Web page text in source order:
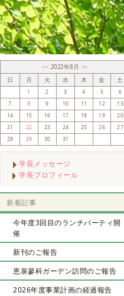
<< 2022年8月 >>
日
月 火 水 木 金 土
1 2 3 4 5
6
7
8 9 10 11 12
13
14
15 16 17 18 19
20
21
22 23 24 25 26
27
28
29 30 31
学長メッセージ
学長プロフィール
新着記事
今年度3回目のランチパーティ開
催
新刊のご報告
恵泉蓼科ガーデン訪問のご報告
2026年度事業計画の経過報告